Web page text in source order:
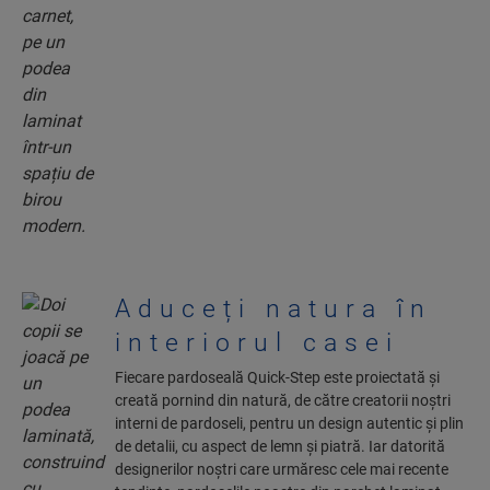
Aduceți natura în
interiorul casei
Fiecare pardoseală Quick-Step este proiectată și
creată pornind din natură, de către creatorii noștri
interni de pardoseli, pentru un design autentic și plin
de detalii, cu aspect de lemn și piatră. Iar datorită
designerilor noștri care urmăresc cele mai recente